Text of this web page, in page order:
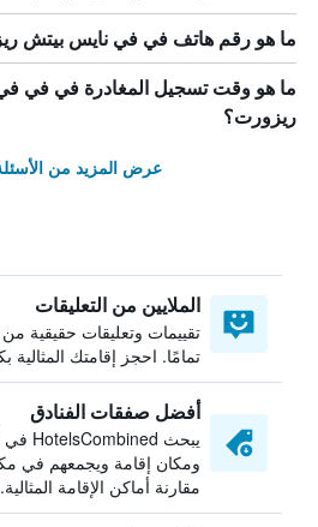
ما هو رقم هاتف في في نايس بيتش
ما هو وقت تسجيل المغادرة في في
ريزورت؟
عرض المزيد من
الملايين من التعليقات
تقييمات وتعليقات حقيقية من
تمامًا. احجز إقامتك المثالية
أفضل صفقات الفنادق
ومكان إقامة ويجمعهم في
مقارنة أماكن الإقامة المثالية.